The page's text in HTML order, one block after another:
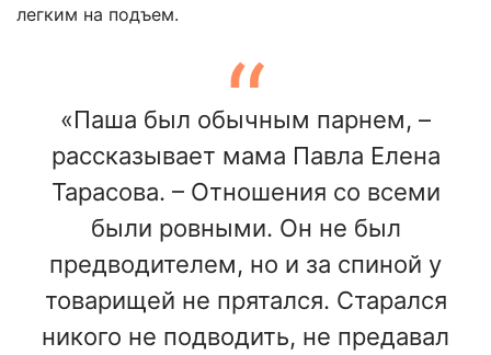
легким на подъем.
«Паша был обычным парнем, –
рассказывает мама Павла Елена
Тарасова. – Отношения со всеми
были ровными. Он не был
предводителем, но и за спиной у
товарищей не прятался. Старался
никого не подводить, не предавал